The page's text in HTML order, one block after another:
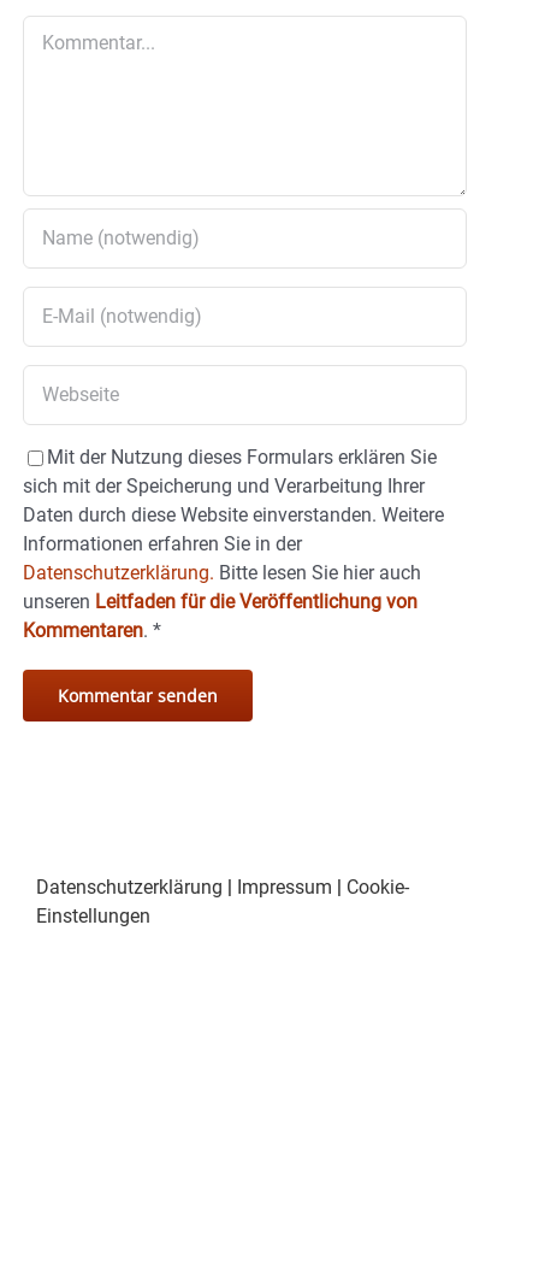
Mit der Nutzung dieses Formulars erklären Sie
sich mit der Speicherung und Verarbeitung Ihrer
Daten durch diese Website einverstanden. Weitere
Informationen erfahren Sie in der
Datenschutzerklärung. Bitte lesen Sie hier auch
unseren Leitfaden für die Veröffentlichung von
Kommentaren. *
Datenschutzerklärung | Impressum | Cookie-
Einstellungen